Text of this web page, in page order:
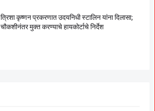
त्रिशा कृष्णन प्रकरणात उदयनिधी स्टालिन यांना दिलासा;
चौकशीनंतर मुक्त करण्याचे हायकोर्टाचे निर्देश